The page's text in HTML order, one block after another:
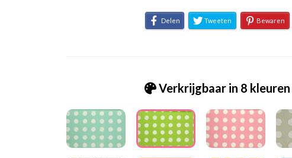
Delen Tweeten Bewaren
Verkrijgbaar in 8 kleuren